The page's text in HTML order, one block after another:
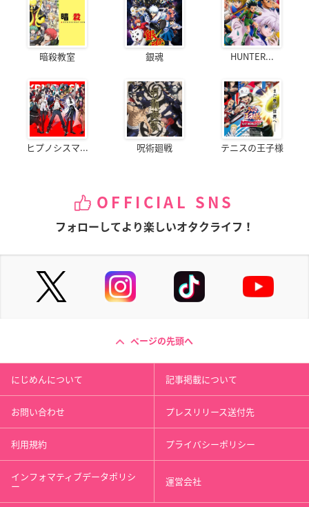
暗殺教室 銀魂 HUNTER...
ヒプノシスマ... 呪術廻戦 テニスの王子様
OFFICIAL SNS
フォローしてより楽しいオタクライフ！
ページの先頭へ
にじめんについて 記事掲載について
お問い合わせ プレスリリース送付先
利用規約 プライバシーポリシー
インフォマティブデータポリシ
ー 運営会社